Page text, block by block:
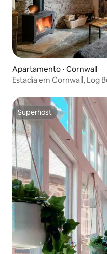
Apartamento ⋅ Cornwall
Estadia em Cornwall, Log
Superhost
Superhost